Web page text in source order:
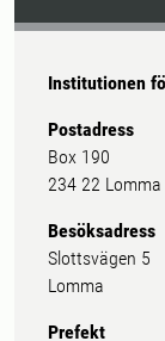
Institutionen
Postadress
Box 190
234 22 Lomma
Besöksadress
Slottsvägen 5
Lomma
Prefekt